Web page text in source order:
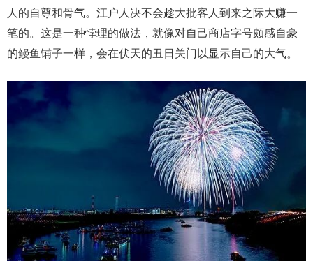
人的自尊和骨气。江户人决不会趁大批客人到来之际大赚一
笔的。这是一种悖理的做法，就像对自己商店字号颇感自豪
的鳗鱼铺子一样，会在伏天的丑日关门以显示自己的大气。